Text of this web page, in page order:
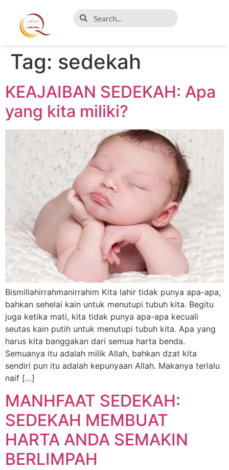
Tag: sedekah
KEAJAIBAN SEDEKAH: Apa
yang kita miliki?
Bismillahirrahmanirrahim Kita lahir tidak punya apa-apa,
bahkan sehelai kain untuk menutupi tubuh kita. Begitu
juga ketika mati, kita tidak punya apa-apa kecuali
seutas kain putih untuk menutupi tubuh kita. Apa yang
harus kita banggakan dari semua harta benda.
Semuanya itu adalah milik Allah, bahkan dzat kita
sendiri pun itu adalah kepunyaan Allah. Makanya terlalu
naif […]
MANHFAAT SEDEKAH:
SEDEKAH MEMBUAT
HARTA ANDA SEMAKIN
BERLIMPAH